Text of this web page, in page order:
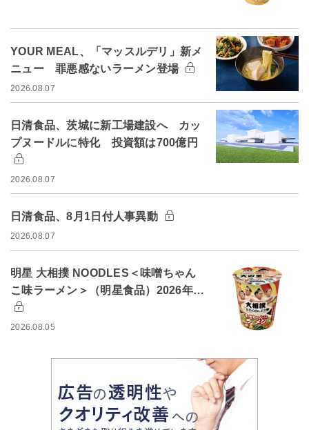
YOUR MEAL、「マッスルデリ」新メ
ニュー 罪悪感ないラーメン登場
2026.08.07
日清食品、茨城に新工場建設へ カッ
プヌードルに特化 投資額は700億円
2026.08.07
日清食品、8月1日付人事異動
2026.08.07
明星 大相撲 NOODLES＜味噌ちゃん
こ味ラーメン＞（明星食品）2026年…
2026.08.05